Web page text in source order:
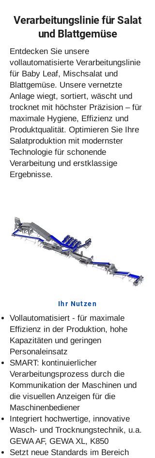
Verarbeitungslinie für Salat
und Blattgemüse
Entdecken Sie unsere
vollautomatisierte Verarbeitungslinie
für Baby Leaf, Mischsalat und
Blattgemüse. Unsere vernetzte
Anlage wiegt, sortiert, wäscht und
trocknet mit höchster Präzision – für
maximale Hygiene, Effizienz und
Produktqualität. Optimieren Sie Ihre
Salatproduktion mit modernster
Technologie für schonende
Verarbeitung und erstklassige
Ergebnisse.
Ihr Nutzen
Vollautomatisiert - für maximale
Effizienz in der Produktion, hohe
Kapazitäten und geringen
Personaleinsatz
SMART: kontinuierlicher
Verarbeitungsprozess durch die
Kommunikation der Maschinen und
die visuellen Anzeigen für die
Maschinenbediener
Integriert hochwertige, innovative
Wasch- und Trocknungstechnik, u.a.
GEWA AF, GEWA XL, K850
Setzt neue Standards im Bereich